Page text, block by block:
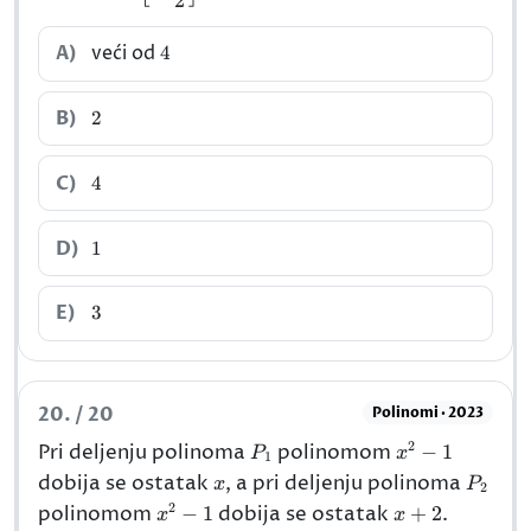
{2}\right]
A) veći od 4
4
B) 2
2
C) 4
4
D) 1
1
E) 3
3
20. / 20 Polinomi · 2023
Pri deljenju polinoma P_{1}
P1 polinomomx^{2}-1
x2 − 1
dobija se ostatak x
x, a pri deljenju polinoma P_{2}
P2
polinomom x^{2}-1
x2 − 1 dobija se ostatak x+2
x + 2.